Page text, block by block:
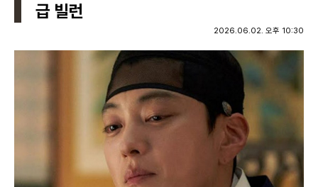
급 빌런
2026.06.02. 오후 10:30